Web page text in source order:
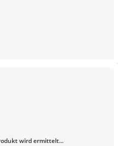
wird ermittelt...